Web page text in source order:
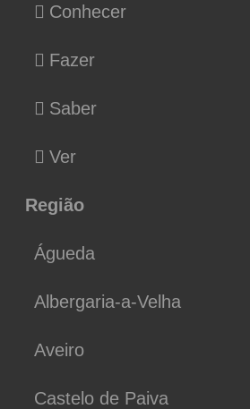
Conhecer
Fazer
Saber
Ver
Região
Águeda
Albergaria-a-Velha
Aveiro
Castelo de Paiva